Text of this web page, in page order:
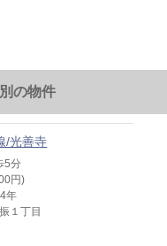
の物件
/光善寺
5分
円)
年
１丁目